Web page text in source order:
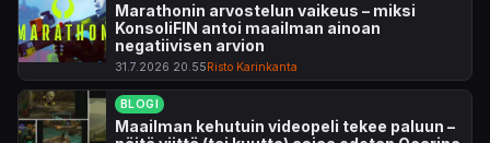
Marathonin arvostelun vaikeus – miksi
KonsoliFIN antoi maailman ainoan
negatiivisen arvion
31.7.2026 20.55 Risto Karinkanta
BLOGI
Maailman kehutuin videopeli tekee paluun –